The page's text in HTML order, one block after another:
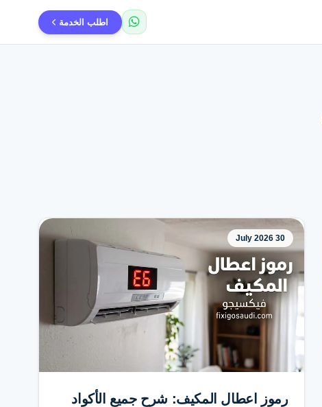
اطلب الخدمة
30 July 2026
رموز اعطال المكيف: شرح جميع الأكواد